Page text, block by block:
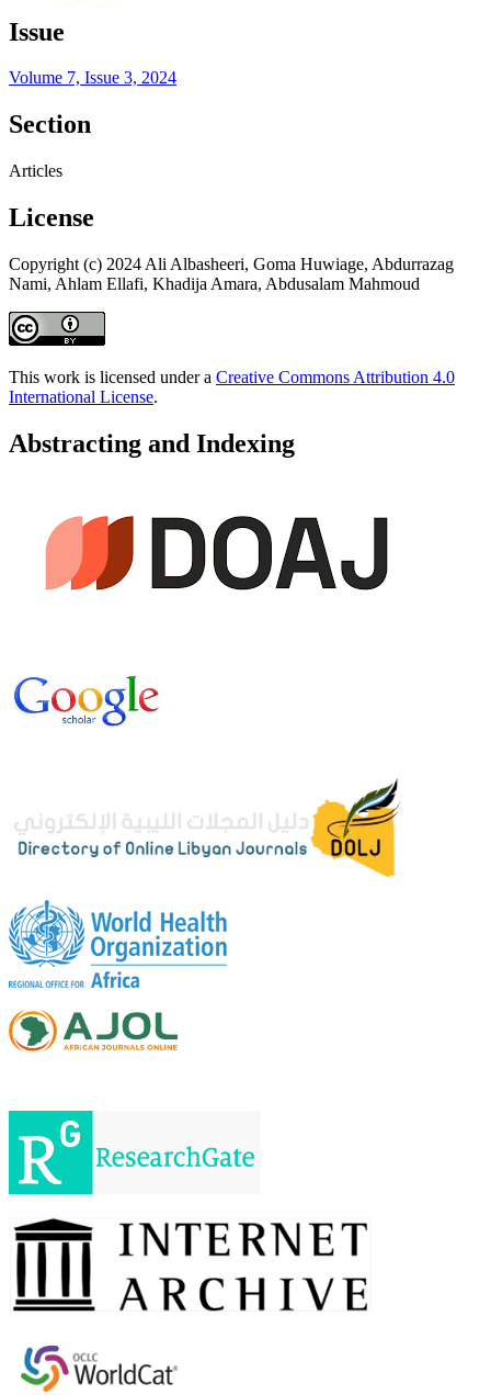
Issue
Volume 7, Issue 3, 2024
Section
Articles
License
Copyright (c) 2024 Ali Albasheeri, Goma Huwiage, Abdurrazag
Nami, Ahlam Ellafi, Khadija Amara, Abdusalam Mahmoud
This work is licensed under a Creative Commons Attribution 4.0
International License.
Abstracting and Indexing